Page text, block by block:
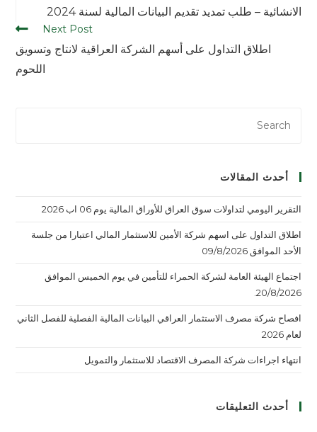
الانشائية – طلب تمديد تقديم البيانات المالية لسنة 2024
Next Post
اطلاق التداول على أسهم الشركة العراقية لانتاج وتسويق
اللحوم
أحدث المقالات
التقرير اليومي لتداولات سوق العراق للأوراق المالية يوم 06 اب 2026
اطلاق التداول على اسهم شركة الأمين للاستثمار المالي اعتبارا من جلسة
الأحد الموافق 09/8/2026
اجتماع الهيئة العامة لشركة الحمراء للتأمين في يوم الخميس الموافق
20/8/2026.
افصاح شركة مصرف الاستثمار العراقي البيانات المالية الفصلية للفصل الثاني
لعام 2026
انتهاء اجراءات شركة المصرف الاقتصاد للاستثمار والتمويل
أحدث التعليقات